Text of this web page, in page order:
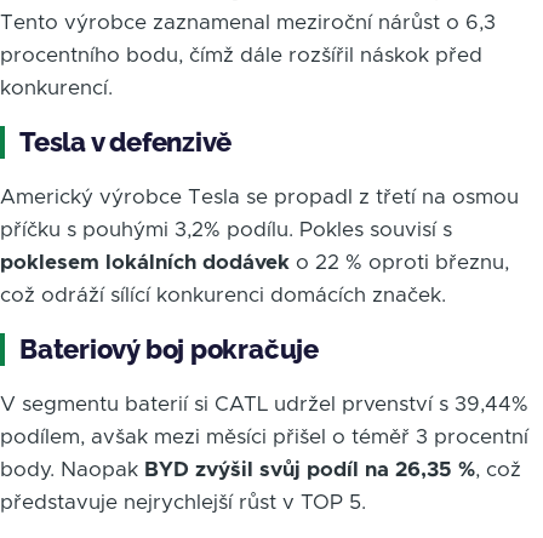
Tento výrobce zaznamenal meziroční nárůst o 6,3
procentního bodu, čímž dále rozšířil náskok před
konkurencí.
Tesla v defenzivě
Americký výrobce Tesla se propadl z třetí na osmou
příčku s pouhými 3,2% podílu. Pokles souvisí s
poklesem lokálních dodávek o 22 % oproti březnu,
což odráží sílící konkurenci domácích značek.
Bateriový boj pokračuje
V segmentu baterií si CATL udržel prvenství s 39,44%
podílem, avšak mezi měsíci přišel o téměř 3 procentní
body. Naopak BYD zvýšil svůj podíl na 26,35 %, což
představuje nejrychlejší růst v TOP 5.